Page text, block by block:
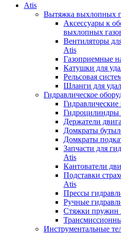
Atis
Вытяжка выхлопных
Аксессуары к
выхлопных
Вентиляторы
Atis
Газоприемные
Катушки для
Рельсовая
Шланги для
Гидравлическое
Гидроцилиндры
Держатели
Домкраты
Домкраты
Запчасти для
Atis
Кантователи
Подставки
Atis
Прессы
Ручные
Стяжки пружин
Инструментальные